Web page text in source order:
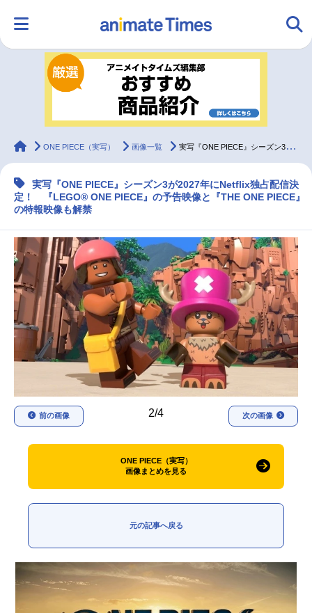
ランキング アニメ
ラジオ みんなの声
マンガ・ラノベ ゲーム・アプリ 音楽 コスプレ
2.5次元 配信・Vtuber トレンド 無料マンガ
最新記事一覧
アニメ記事一覧 声優記事一覧
アニメ映画一覧 実写化映画一覧
今期アニメ曜日別一覧
春アニメ 夏アニメ
秋アニメ
animateTimes
ONE PIECE（実写） 画像一覧 実写『ONE PIECE』シーズン3が2027年にNetflix独占配信決定
実写『ONE PIECE』シーズン3が2027年にNetflix独占配信決
定！ 『LEGO® ONE PIECE』の予告映像と『THE ONE PIECE』
の特報映像も解禁
2/4
前の画像 次の画像
ONE PIECE（実写）
画像まとめを見る
元の記事へ戻る